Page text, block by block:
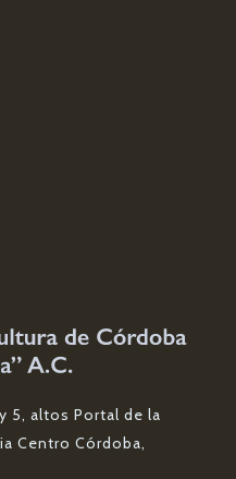
5, altos Portal de la
Centro Córdoba,